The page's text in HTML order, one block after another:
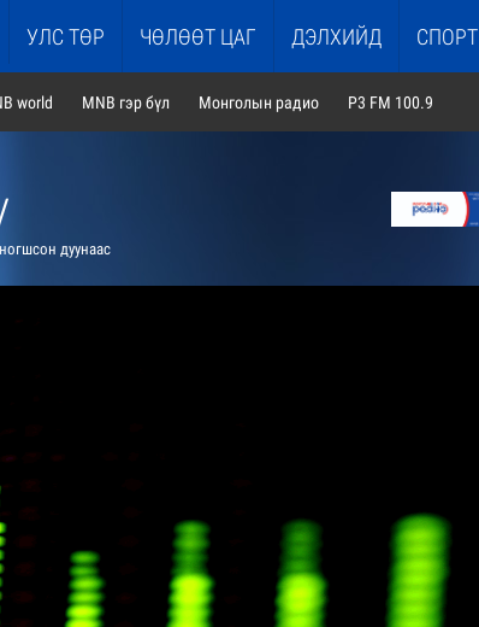
УЛС ТӨР ЧӨЛӨӨТ ЦАГ ДЭЛХИЙД СПОРТ
world MNB гэр бүл Монголын радио P3 FM 100.9
дуунаас